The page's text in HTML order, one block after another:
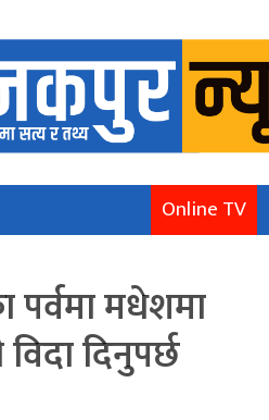
Online TV
पर्वमा मधेशमा
दिनुपर्छ